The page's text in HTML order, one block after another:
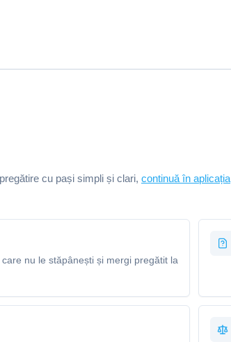
cu pași simpli și clari, continuă în aplicația
nu le stăpânești și mergi pregătit la